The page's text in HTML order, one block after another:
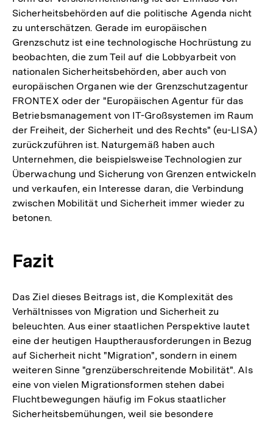
Sicherheitsbehörden auf die politische Agenda nicht
zu unterschätzen. Gerade im europäischen
Grenzschutz ist eine technologische Hochrüstung zu
beobachten, die zum Teil auf die Lobbyarbeit von
nationalen Sicherheitsbehörden, aber auch von
europäischen Organen wie der Grenzschutzagentur
FRONTEX oder der "Europäischen Agentur für das
Betriebsmanagement von IT-Großsystemen im Raum
der Freiheit, der Sicherheit und des Rechts" (eu-LISA)
zurückzuführen ist. Naturgemäß haben auch
Unternehmen, die beispielsweise Technologien zur
Überwachung und Sicherung von Grenzen entwickeln
und verkaufen, ein Interesse daran, die Verbindung
zwischen Mobilität und Sicherheit immer wieder zu
betonen.
Fazit
Das Ziel dieses Beitrags ist, die Komplexität des
Verhältnisses von Migration und Sicherheit zu
beleuchten. Aus einer staatlichen Perspektive lautet
eine der heutigen Hauptherausforderungen in Bezug
auf Sicherheit nicht "Migration", sondern in einem
weiteren Sinne "grenzüberschreitende Mobilität". Als
eine von vielen Migrationsformen stehen dabei
Fluchtbewegungen häufig im Fokus staatlicher
Sicherheitsbemühungen, weil sie besondere